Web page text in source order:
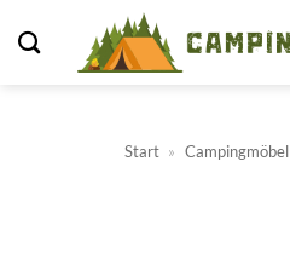
Inhalt
Start » Campingmöbel